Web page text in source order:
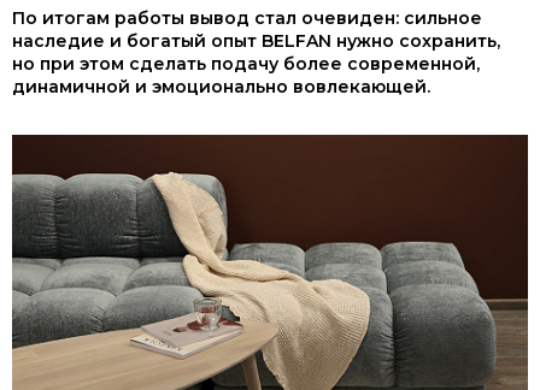
По итогам работы вывод стал очевиден: сильное
наследие и богатый опыт BELFAN нужно сохранить,
но при этом сделать подачу более современной,
динамичной и эмоционально вовлекающей.